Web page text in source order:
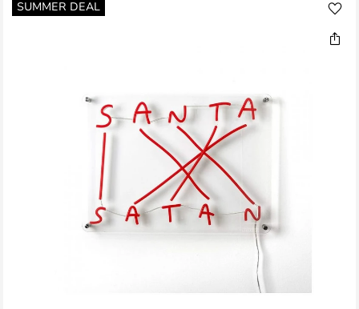
SUMMER DEAL
al